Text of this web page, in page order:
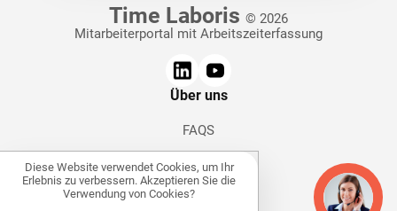
Diese Website verwendet Cookies, um Ihr
Erlebnis zu verbessern. Akzeptieren Sie die
Verwendung von Cookies?
Time Laboris © 2026
Mitarbeiterportal mit Arbeitszeiterfassung
Über uns
FAQS
Kontakt
Anleitungen